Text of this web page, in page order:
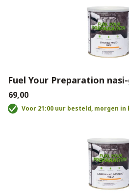
Fuel Your Preparation
€69,00
Voor 21:00 uur besteld, morgen in